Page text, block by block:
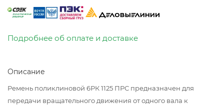
Подробнее об оплате и доставке
Описание
Ремень поликлиновой 6РК 1125 ПРС предназначен для
передачи вращательного движения от одного вала к